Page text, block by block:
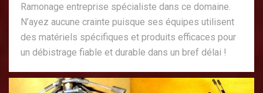
Ramonage entreprise spécialiste dans ce domaine.
N’ayez aucune crainte puisque ses équipes utilisent
des matériels spécifiques et produits efficaces pour
un débistrage fiable et durable dans un bref délai !